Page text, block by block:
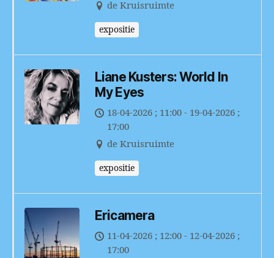
de Kruisruimte
expositie
Liane Kusters: World In
My Eyes
18-04-2026 ; 11:00 - 19-04-2026 ;
17:00
de Kruisruimte
expositie
Ericamera
11-04-2026 ; 12:00 - 12-04-2026 ;
17:00